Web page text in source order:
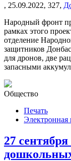
, 25.09.2022, 327,
Народный фронт
рамках этого
отделение
защитников
для дронов, две
запасными
Общество
Печать
Электронная
27